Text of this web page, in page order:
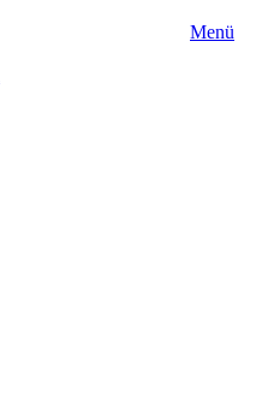
Menü